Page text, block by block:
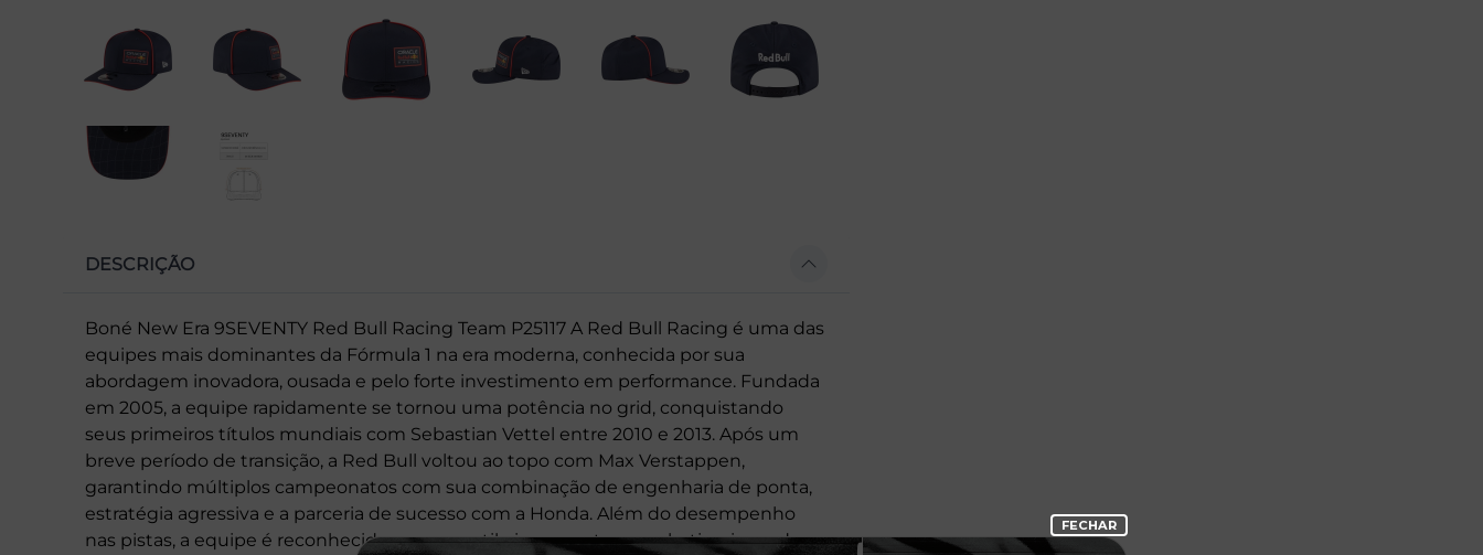
DESCRIÇÃO
Boné New Era 9SEVENTY Red Bull Racing Team P25117 A Red Bull Racing é uma das
equipes mais dominantes da Fórmula 1 na era moderna, conhecida por sua
abordagem inovadora, ousada e pelo forte investimento em performance. Fundada
em 2005, a equipe rapidamente se tornou uma potência no grid, conquistando
seus primeiros títulos mundiais com Sebastian Vettel entre 2010 e 2013. Após um
breve período de transição, a Red Bull voltou ao topo com Max Verstappen,
garantindo múltiplos campeonatos com sua combinação de engenharia de ponta,
estratégia agressiva e a parceria de sucesso com a Honda. Além do desempenho
nas pistas, a equipe é reconhecida por seu estilo irreverente e marketing inovador,